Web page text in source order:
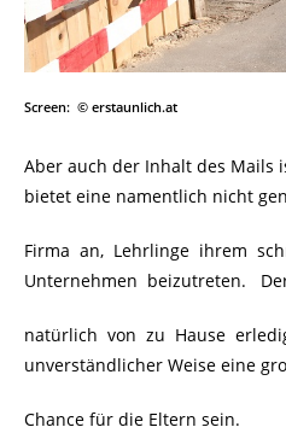
Screen: © erstaunlich.at
Aber auch der Inhalt des Mails
bietet eine namentlich nicht
Firma an, Lehrlinge ihrem
Unternehmen beizutreten.
natürlich von zu Hause
unverständlicher Weise eine
Chance für die Eltern sein.